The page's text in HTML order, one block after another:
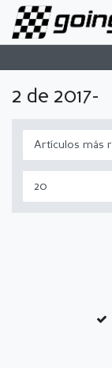
2 de 2017-